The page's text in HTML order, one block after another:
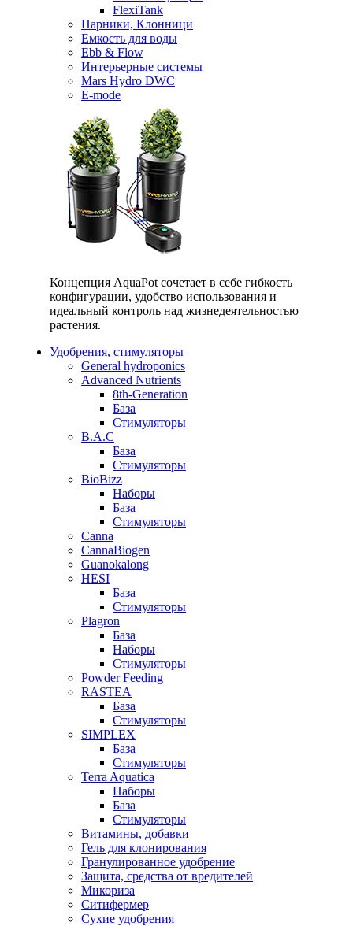
FlexiTank
Парники, Клонници
Емкость для воды
Ebb & Flow
Интерьерные системы
Mars Hydro DWC
E-mode
Концепция AquaPot сочетает в себе гибкость
конфигурации, удобство использования и
идеальный контроль над жизнедеятельностью
растения.
Удобрения, стимуляторы
General hydroponics
Advanced Nutrients
8th-Generation
База
Стимуляторы
B.A.C
База
Стимуляторы
BioBizz
Наборы
База
Стимуляторы
Canna
CannaBiogen
Guanokalong
HESI
База
Стимуляторы
Plagron
База
Наборы
Стимуляторы
Powder Feeding
RASTEA
База
Стимуляторы
SIMPLEX
База
Стимуляторы
Terra Aquatica
Наборы
База
Стимуляторы
Витамины, добавки
Гель для клонирования
Гранулированное удобрение
Защита, средства от вредителей
Микориза
Ситифермер
Сухие удобрения